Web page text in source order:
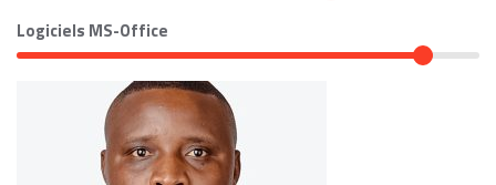
Logiciels MS-Office